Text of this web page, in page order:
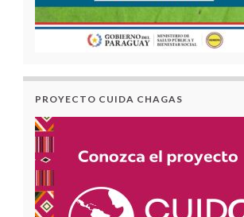
PROYECTO CUIDA CHAGAS